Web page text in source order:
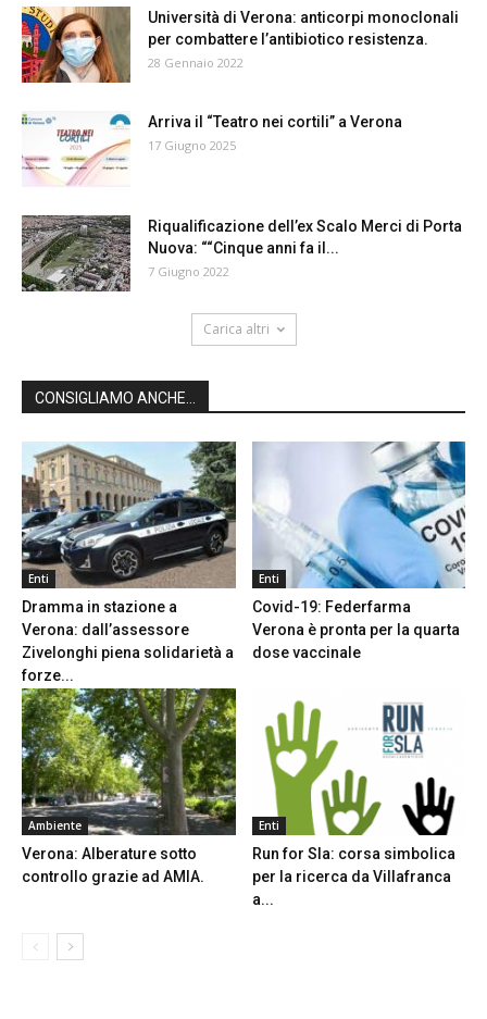
Università di Verona: anticorpi monoclonali
per combattere l’antibiotico resistenza.
28 Gennaio 2022
Arriva il “Teatro nei cortili” a Verona
17 Giugno 2025
Riqualificazione dell’ex Scalo Merci di Porta
Nuova: ““Cinque anni fa il...
7 Giugno 2022
Carica altri
CONSIGLIAMO ANCHE...
Enti
Dramma in stazione a
Verona: dall’assessore
Zivelonghi piena solidarietà a
forze...
Enti
Covid-19: Federfarma
Verona è pronta per la quarta
dose vaccinale
Ambiente
Verona: Alberature sotto
controllo grazie ad AMIA.
Enti
Run for Sla: corsa simbolica
per la ricerca da Villafranca
a...